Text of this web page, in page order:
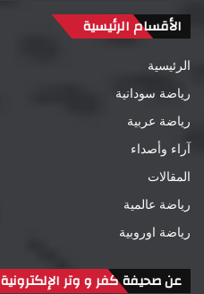
الأقسام الرئيسية
الرئيسية
رياضة سودانية
رياضة عربية
آراء وأصداء
المقالات
رياضة عالمية
رياضة اوروبية
عن صحيفة كفر و وتر الإلكترونية